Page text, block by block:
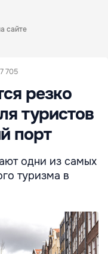
сайте
7 705
резко
туристов
порт
одни из самых
туризма в